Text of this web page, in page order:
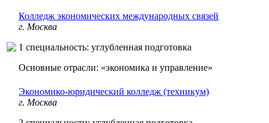
Колледж экономических международных связей
г. Москва
1 специальность: углубленная подготовка
Основные отрасли: «экономика и управление»
Экономико-юридический колледж (техникум)
г. Москва